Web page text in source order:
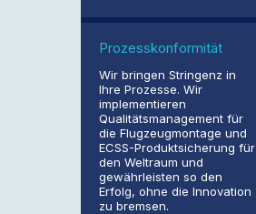
Prozesskonformität
Wir bringen Stringenz in
Ihre Prozesse. Wir
implementieren
Qualitätsmanagement für
die Flugzeugmontage und
ECSS-Produktsicherung für
den Weltraum und
gewährleisten so den
Erfolg, ohne die Innovation
zu bremsen.